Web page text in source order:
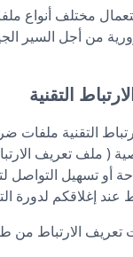
مختلف أنواع
من أجل السير
التقنية
( ملف تعريف
أو تسهيل
عند إغلاقكم لدورة
تعريف الارتباط